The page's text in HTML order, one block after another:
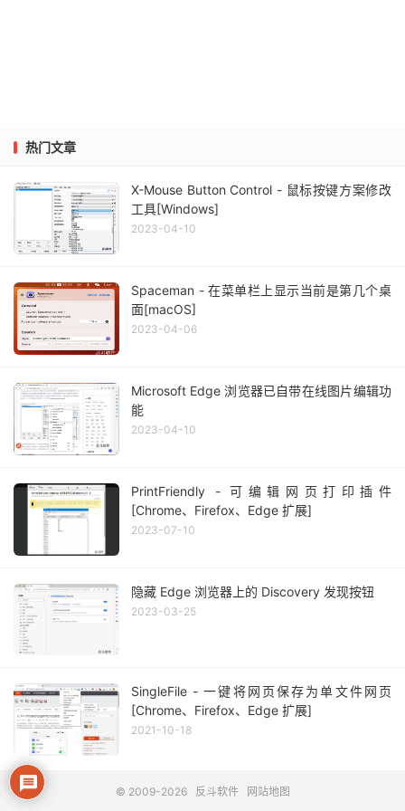
热门文章
X-Mouse Button Control - 鼠标按键方案修改
工具[Windows]
2023-04-10
Spaceman - 在菜单栏上显示当前是第几个桌
面[macOS]
2023-04-06
Microsoft Edge 浏览器已自带在线图片编辑功
能
2023-04-10
PrintFriendly - 可编辑网页打印插件
[Chrome、Firefox、Edge 扩展]
2023-07-10
隐藏 Edge 浏览器上的 Discovery 发现按钮
2023-03-25
SingleFile - 一键将网页保存为单文件网页
[Chrome、Firefox、Edge 扩展]
2021-10-18
© 2009-2026 反斗软件 网站地图